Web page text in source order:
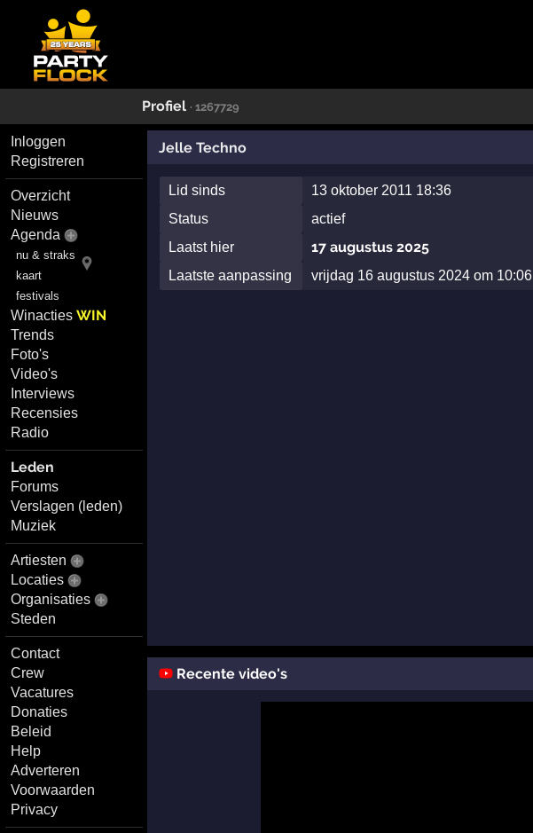
Profiel · 1267729
Inloggen
Registreren
Overzicht
Nieuws
Agenda
nu & straks
kaart
festivals
WinactiesWIN
Trends
Foto's
Video's
Interviews
Recensies
Radio
Leden
Forums
Verslagen (leden)
Muziek
Artiesten
Locaties
Organisaties
Steden
Contact
Crew
Vacatures
Donaties
Beleid
Help
Adverteren
Voorwaarden
Privacy
Jelle Techno
Lid sinds
13 oktober 2011 18:36
Status
actief
Laatst hier
17 augustus 2025
Laatste aanpassing vrijdag 16 augustus 2024 om 10:06
Recente video's